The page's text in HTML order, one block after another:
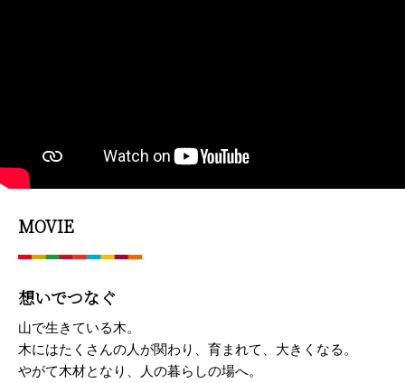
MOVIE
想いでつなぐ
山で生きている木。
木にはたくさんの人が関わり、育まれて、大きくなる。
やがて木材となり、人の暮らしの場へ。